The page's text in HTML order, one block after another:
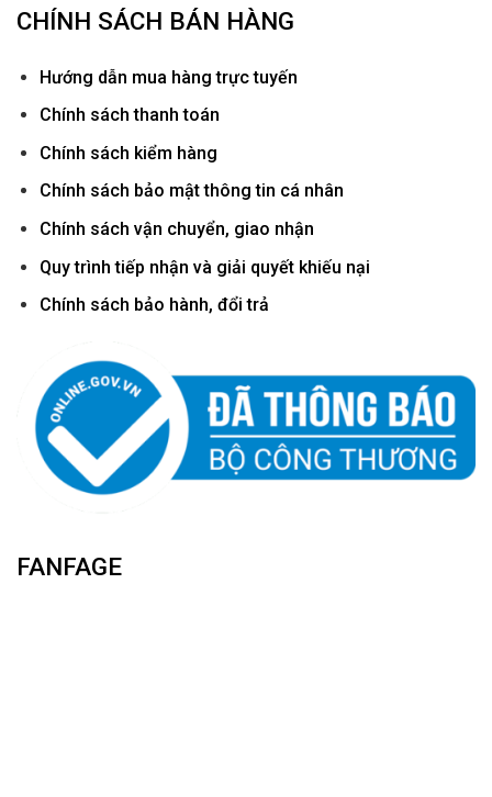
CHÍNH SÁCH BÁN HÀNG
Hướng dẫn mua hàng trực tuyến
Chính sách thanh toán
Chính sách kiểm hàng
Chính sách bảo mật thông tin cá nhân
Chính sách vận chuyển, giao nhận
Quy trình tiếp nhận và giải quyết khiếu nại
Chính sách bảo hành, đổi trả
FANFAGE